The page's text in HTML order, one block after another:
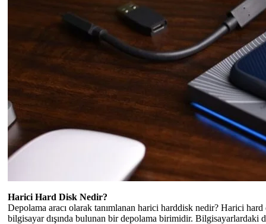
Harici Hard Disk Nedir?
Depolama aracı olarak tanımlanan harici harddisk nedir? Harici
bilgisayar dışında bulunan bir depolama birimidir. Bilgisayarlardaki